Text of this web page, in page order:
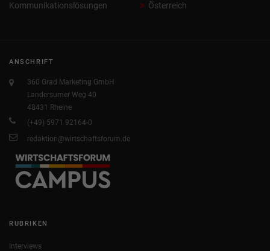
Kommunikationslösungen
Österreich
ANSCHRIFT
360 Grad Marketing GmbH
Landersumer Weg 40
48431 Rheine
(+49) 5971 92164-0
redaktion@wirtschaftsforum.de
RUBRIKEN
Interviews